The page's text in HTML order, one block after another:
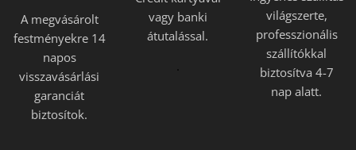
A megvásárolt
festményekre 14
napos
visszavásárlási
garanciát
biztosítok.
vagy banki
átutalással.
.
világszerte,
professzionális
szállítókkal
biztosítva 4-7
nap alatt.